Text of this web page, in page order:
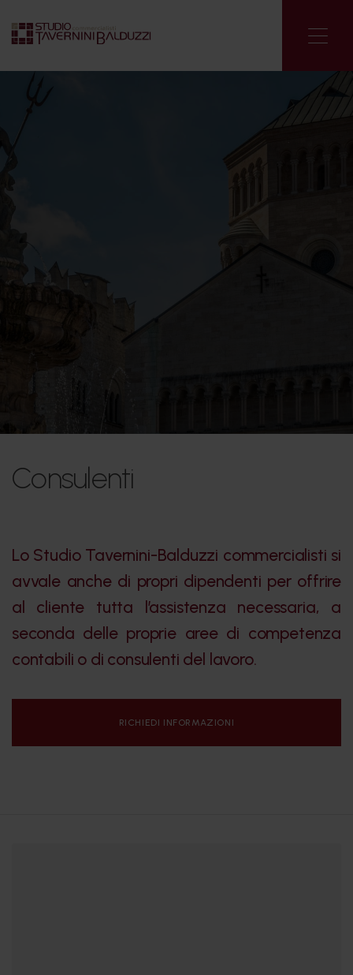
Consulenti
Lo Studio Tavernini-Balduzzi commercialisti si
avvale anche di propri dipendenti per offrire
al cliente tutta l’assistenza necessaria, a
seconda delle proprie aree di competenza
contabili o di consulenti del lavoro.
RICHIEDI INFORMAZIONI